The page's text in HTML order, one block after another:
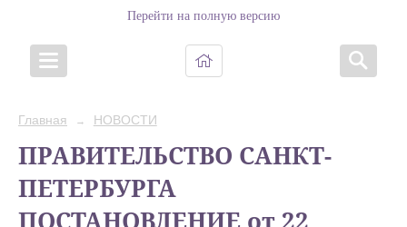
Перейти на полную версию
Главная → НОВОСТИ
ПРАВИТЕЛЬСТВО САНКТ-
ПЕТЕРБУРГА